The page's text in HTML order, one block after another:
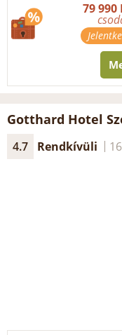
79
Gotthard Hotel
4.7 Rendkívüli